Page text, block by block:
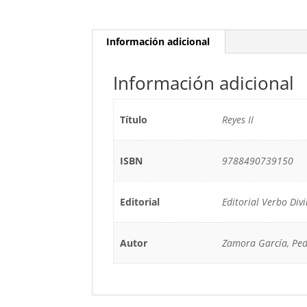
Información adicional
Información adicional
Título Reyes II
ISBN 9788490739150
Editorial Editorial Verbo
Autor Zamora García,